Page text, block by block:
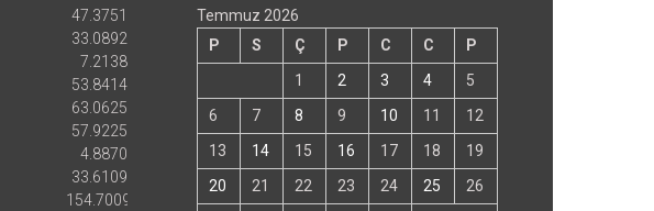
47.3751
33.0892
7.2138
53.8414
63.0625
57.9225
4.8870
33.6109
154.7009
Temmuz 2026
P
S Ç P C C
P
1
2 3 4
5
6
7 8 9 10 11
12
13
14 15 16 17 18
19
20
21 22 23 24 25
26